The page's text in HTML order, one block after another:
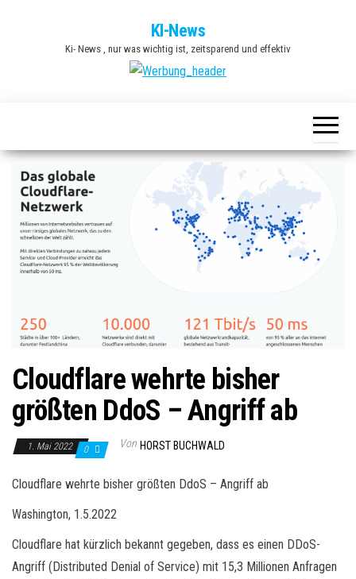
KI-News
Ki- News , nur was wichtig ist, zeitsparend und effektiv
Cloudflare wehrte bisher
größten DdoS – Angriff ab
1. Mai 2022 0 Von HORST BUCHWALD
Cloudflare wehrte bisher größten DdoS – Angriff ab
Washington, 1.5.2022
Cloudflare hat kürzlich bekannt gegeben, dass es einen DDoS-
Angriff (Distributed Denial of Service) mit 15,3 Millionen Anfragen